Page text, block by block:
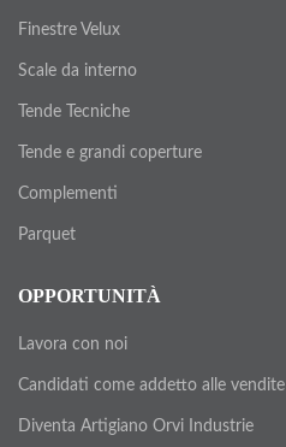
Finestre Velux
Scale da interno
Tende Tecniche
Tende e grandi coperture
Complementi
Parquet
OPPORTUNITÀ
Lavora con noi
Candidati come addetto alle vendite
Diventa Artigiano Orvi Industrie